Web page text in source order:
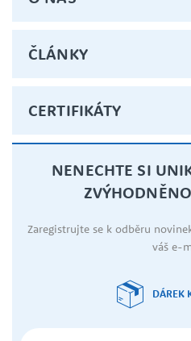
ČLÁNKY
CERTIFIKÁTY
NENECHTE SI
Zaregistrujte se k odběru
váš e-
DÁREK